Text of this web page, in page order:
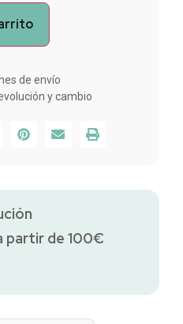
de envío
y cambio
partir de 100€